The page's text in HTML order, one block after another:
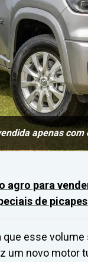
apenas
agro para
de picapes
esse
um novo motor